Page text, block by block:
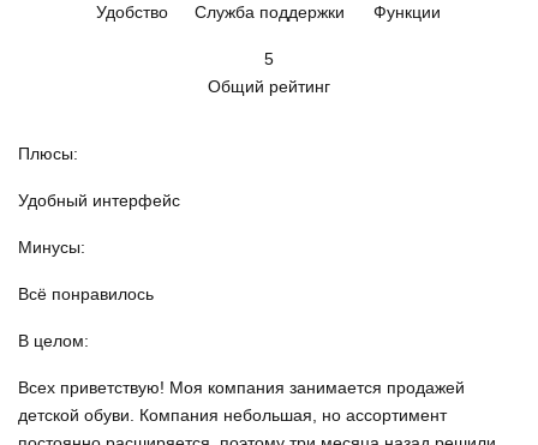
Удобство Служба поддержки Функции
5
Общий рейтинг
Плюсы:
Удобный интерфейс
Минусы:
Всё понравилось
В целом:
Всех приветствую! Моя компания занимается продажей
детской обуви. Компания небольшая, но ассортимент